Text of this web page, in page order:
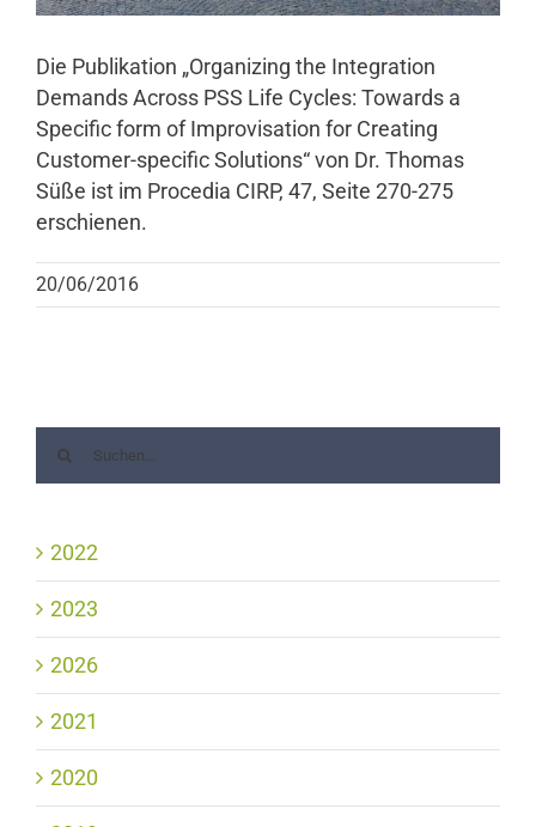
Die Publikation „Organizing the Integration
Demands Across PSS Life Cycles: Towards a
Specific form of Improvisation for Creating
Customer-specific Solutions“ von Dr. Thomas
Süße ist im Procedia CIRP, 47, Seite 270-275
erschienen.
20/06/2016
2022
2023
2026
2021
2020